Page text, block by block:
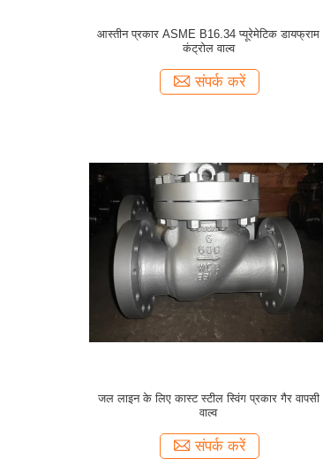
आस्तीन प्रकार ASME B16.34 प्यूरेमेटिक डायफ्राम
कंट्रोल वाल्व
संपर्क करें
जल लाइन के लिए कास्ट स्टील स्विंग प्रकार गैर वापसी
वाल्व
संपर्क करें